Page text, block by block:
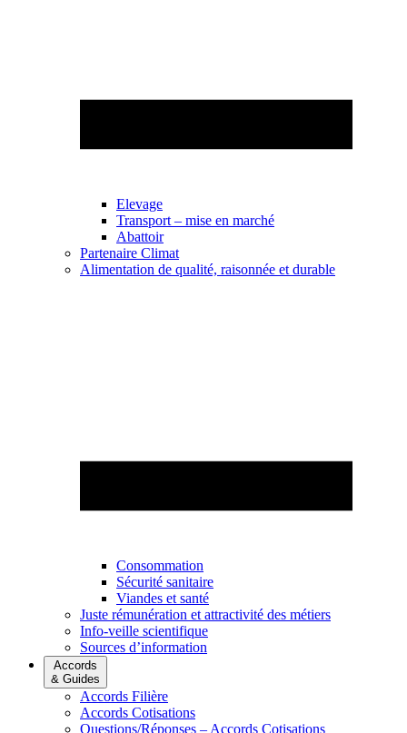
Elevage
Transport – mise en marché
Abattoir
Partenaire Climat
Alimentation de qualité, raisonnée et durable
Consommation
Sécurité sanitaire
Viandes et santé
Juste rémunération et attractivité des métiers
Info-veille scientifique
Sources d’information
Accords
& Guides
Accords Filière
Accords Cotisations
Questions/Réponses – Accords Cotisations